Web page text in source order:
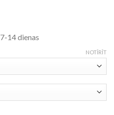
14 dienas
NOTĪRĪT